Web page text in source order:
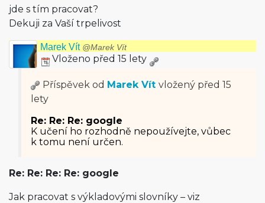
jde s tím pracovat?
Dekuji za Vaší trpelivost
Marek Vít @Marek Vít
Vloženo před 15 lety
Příspěvek od Marek Vít vložený před 15
lety
Re: Re: Re: google
K učení ho rozhodně nepoužívejte, vůbec
k tomu není určen.
Re: Re: Re: Re: google
Jak pracovat s výkladovými slovníky – viz